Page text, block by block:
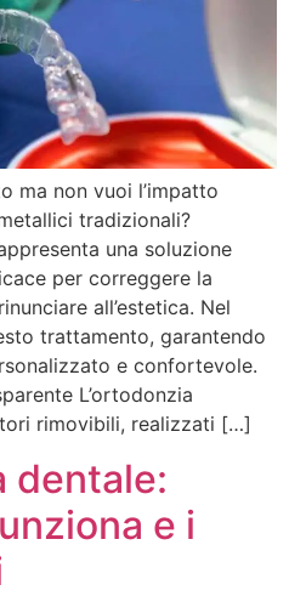
ma non vuoi l’impatto
tradizionali?
una soluzione
per correggere la
all’estetica. Nel
trattamento, garantendo
e confortevole.
L’ortodonzia
rimovibili, realizzati […]
dentale:
e i